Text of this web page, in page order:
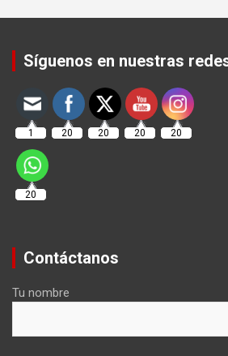
Síguenos en nuestras
1 20 20 20 20
20
Contáctanos
Tu nombre